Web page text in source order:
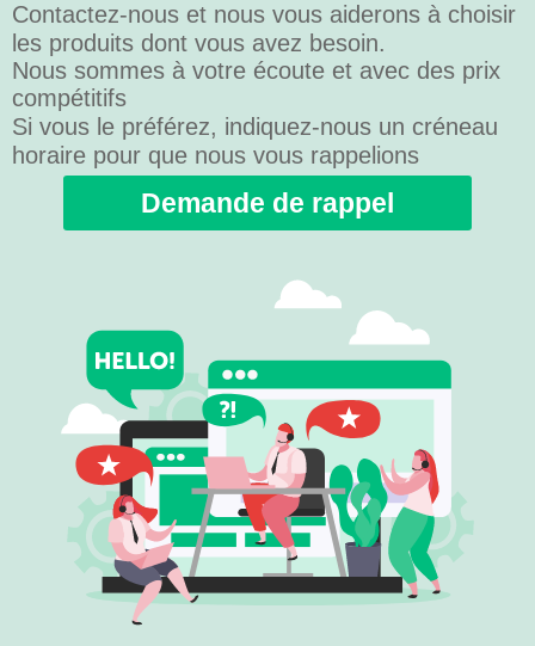
Contactez-nous et nous vous aiderons à choisir
les produits dont vous avez besoin.
Nous sommes à votre écoute et avec des prix
compétitifs
Si vous le préférez, indiquez-nous un créneau
horaire pour que nous vous rappelions
Demande de rappel